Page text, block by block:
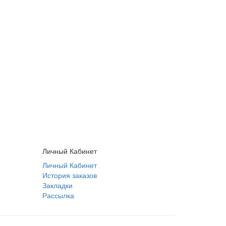
Личный Кабинет
Личный Кабинет
История заказов
Закладки
Рассылка